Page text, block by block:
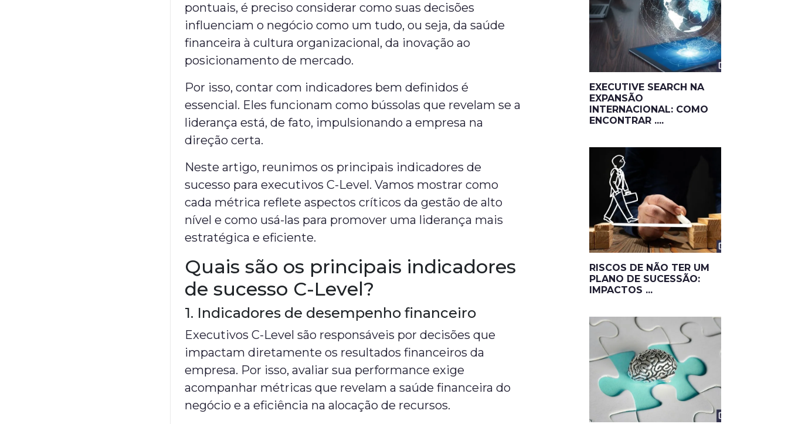
pontuais, é preciso considerar como suas decisões
influenciam o negócio como um tudo, ou seja, da saúde
financeira à cultura organizacional, da inovação ao
posicionamento de mercado.
Por isso, contar com indicadores bem definidos é
essencial. Eles funcionam como bússolas que revelam se a
liderança está, de fato, impulsionando a empresa na
direção certa.
Neste artigo, reunimos os principais indicadores de
sucesso para executivos C-Level. Vamos mostrar como
cada métrica reflete aspectos críticos da gestão de alto
nível e como usá-las para promover uma liderança mais
estratégica e eficiente.
Quais são os principais indicadores
de sucesso C-Level?
1. Indicadores de desempenho financeiro
Executivos C-Level são responsáveis por decisões que
impactam diretamente os resultados financeiros da
empresa. Por isso, avaliar sua performance exige
acompanhar métricas que revelam a saúde financeira do
negócio e a eficiência na alocação de recursos.
EXECUTIVE SEARCH NA
EXPANSÃO
INTERNACIONAL: COMO
ENCONTRAR ....
RISCOS DE NÃO TER UM
PLANO DE SUCESSÃO:
IMPACTOS ...